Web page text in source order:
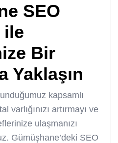
SEO
ile
Bir
Yaklaşın
kapsamlı
varlığınızı artırmayı ve
ulaşmanızı
Gümüşhane’deki SEO